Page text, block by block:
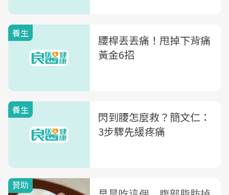
養生
腰桿丟丟痛！甩掉下背痛
黃金6招
養生
閃到腰怎麼救？簡文仁：
3步驟先緩疼痛